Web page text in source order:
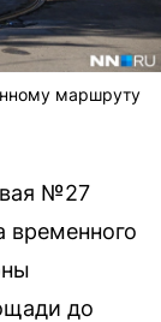
маршруту
№27
временного
до